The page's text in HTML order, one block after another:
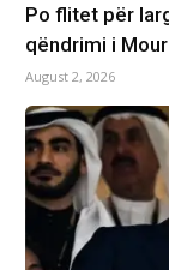
Po flitet për
qëndrimi i
August 2, 2026